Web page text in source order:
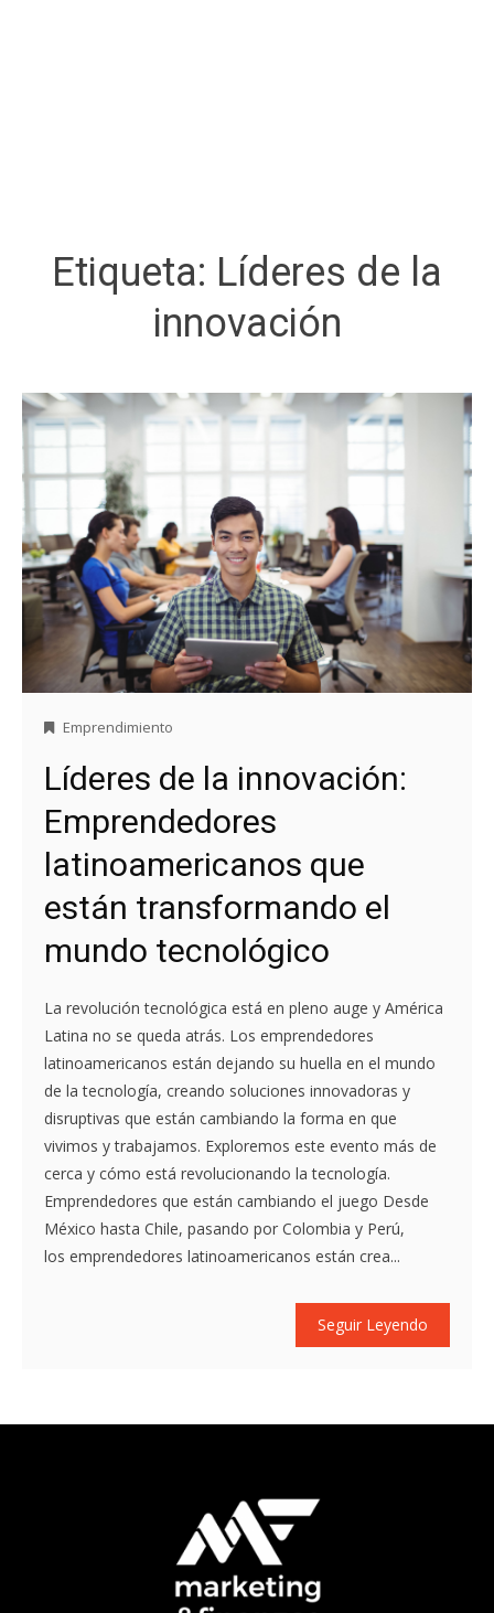
Etiqueta: Líderes de la
innovación
Emprendimiento
Líderes de la innovación:
Emprendedores
latinoamericanos que
están transformando el
mundo tecnológico
La revolución tecnológica está en pleno auge y América
Latina no se queda atrás. Los emprendedores
latinoamericanos están dejando su huella en el mundo
de la tecnología, creando soluciones innovadoras y
disruptivas que están cambiando la forma en que
vivimos y trabajamos. Exploremos este evento más de
cerca y cómo está revolucionando la tecnología.
Emprendedores que están cambiando el juego Desde
México hasta Chile, pasando por Colombia y Perú,
los emprendedores latinoamericanos están crea...
Seguir Leyendo